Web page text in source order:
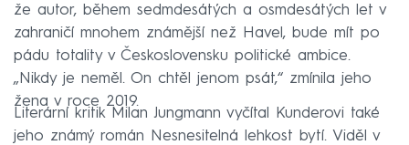
že autor, během sedmdesátých a osmdesátých let v
zahraničí mnohem známější než Havel, bude mít po
pádu totality v Československu politické ambice.
„Nikdy je neměl. On chtěl jenom psát,“ zmínila jeho
žena v roce 2019.
Literární kritik Milan Jungmann vyčítal Kunderovi také
jeho známý román Nesnesitelná lehkost bytí. Viděl v